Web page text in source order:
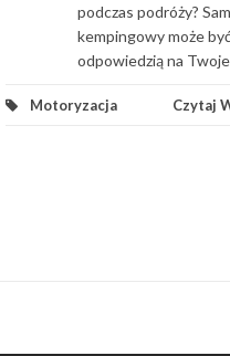
podczas podróży?
kempingowy może być
odpowiedzią na
Motoryzacja Czytaj